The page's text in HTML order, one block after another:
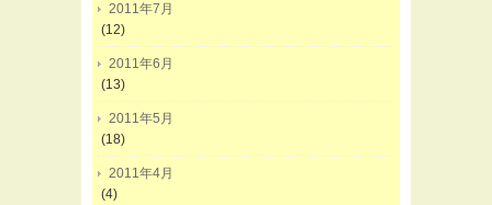
2011年7月
(12)
2011年6月
(13)
2011年5月
(18)
2011年4月
(4)